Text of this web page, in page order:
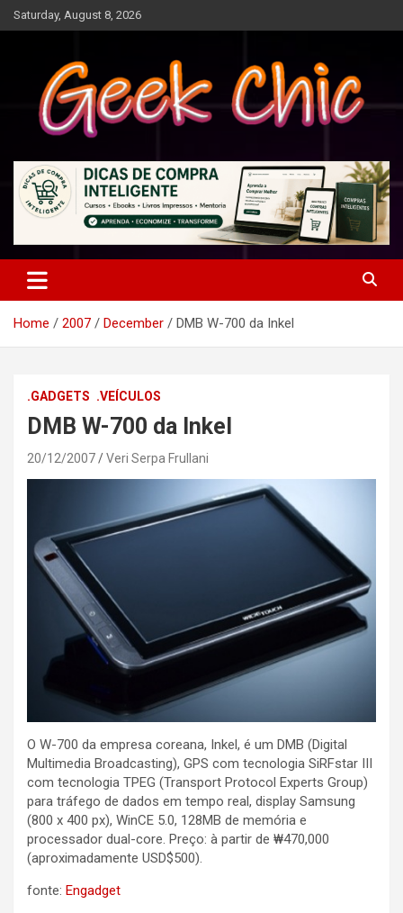
Skip
to
Saturday, August 8, 2026
Geek Chic
Home 2007 December DMB W-700 da Inkel
.GADGETS .VEÍCULOS
DMB W-700 da Inkel
20/12/2007 Veri Serpa Frullani
O W-700 da empresa coreana, Inkel, é um DMB (Digital
Multimedia Broadcasting), GPS com tecnologia SiRFstar III
com tecnologia TPEG (Transport Protocol Experts Group)
para tráfego de dados em tempo real, display Samsung
(800 x 400 px), WinCE 5.0, 128MB de memória e
processador dual-core. Preço: à partir de ₩470,000
(aproximadamente USD$500).
fonte: Engadget